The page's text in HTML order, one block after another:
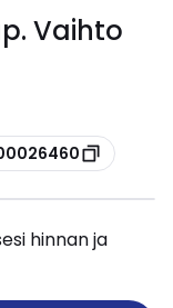
Vaihto
hinnan ja